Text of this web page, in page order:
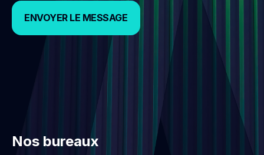
ENVOYER LE MESSAGE
ENVOYER LE MESSAGE
Nos bureaux